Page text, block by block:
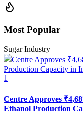
Most Popular
Sugar Industry
1
Centre Approves
Ethanol Production